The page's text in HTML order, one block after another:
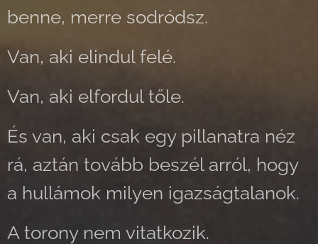
benne, merre sodródsz.
Van, aki elindul felé.
Van, aki elfordul tőle.
És van, aki csak egy pillanatra néz
rá, aztán tovább beszél arról, hogy
a hullámok milyen igazságtalanok.
A torony nem vitatkozik.